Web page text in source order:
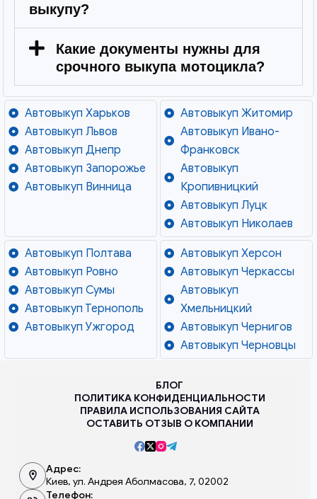
выкупу?
Какие документы нужны для
срочного выкупа мотоцикла?
Автовыкуп Харьков
Автовыкуп Львов
Автовыкуп Днепр
Автовыкуп Запорожье
Автовыкуп Винница
Автовыкуп Житомир
Автовыкуп Ивано-
Франковск
Автовыкуп
Кропивницкий
Автовыкуп Луцк
Автовыкуп Николаев
Автовыкуп Полтава
Автовыкуп Ровно
Автовыкуп Сумы
Автовыкуп Тернополь
Автовыкуп Ужгород
Автовыкуп Херсон
Автовыкуп Черкассы
Автовыкуп
Хмельницкий
Автовыкуп Чернигов
Автовыкуп Черновцы
БЛОГ
ПОЛИТИКА КОНФИДЕНЦИАЛЬНОСТИ
ПРАВИЛА ИСПОЛЬЗОВАНИЯ САЙТА
ОСТАВИТЬ ОТЗЫВ О КОМПАНИИ
Адрес:
Киев, ул. Андрея Аболмасова, 7, 02002
Телефон: